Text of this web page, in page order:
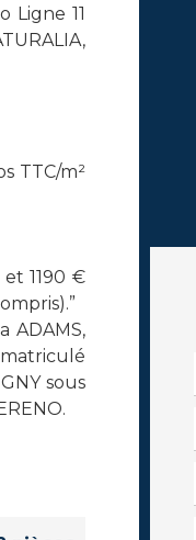
Ligne 11
TTC/m²
1190 €
ADAMS,
sous